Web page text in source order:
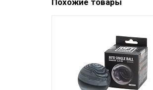
Похожие товары